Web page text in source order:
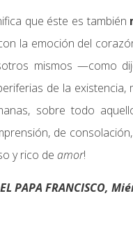
que éste es también
la emoción del
mismos —como
de la
sobre todo
de
y rico de amor!
PAPA FRANCISCO,